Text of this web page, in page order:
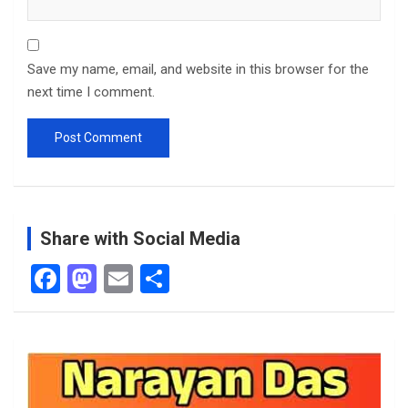
Save my name, email, and website in this browser for the
next time I comment.
Share with Social Media
F
a
b
o
M
a
o
d
E
m h
e